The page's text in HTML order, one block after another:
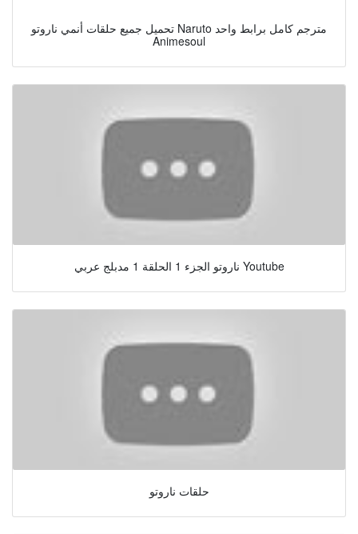
تحميل جميع حلقات أنمي ناروتو Naruto مترجم كامل برابط واحد
Animesoul
ناروتو الجزء 1 الحلقة 1 مدبلج عربي Youtube
حلقات ناروتو